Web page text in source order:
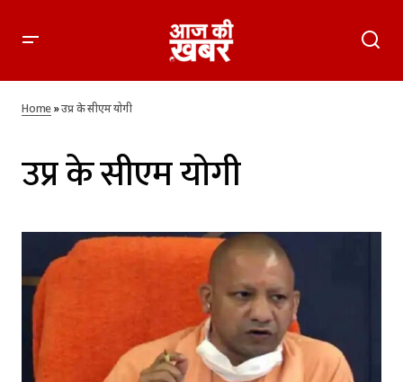
Home»उप्र के सीएम योगी
उप्र के सीएम योगी